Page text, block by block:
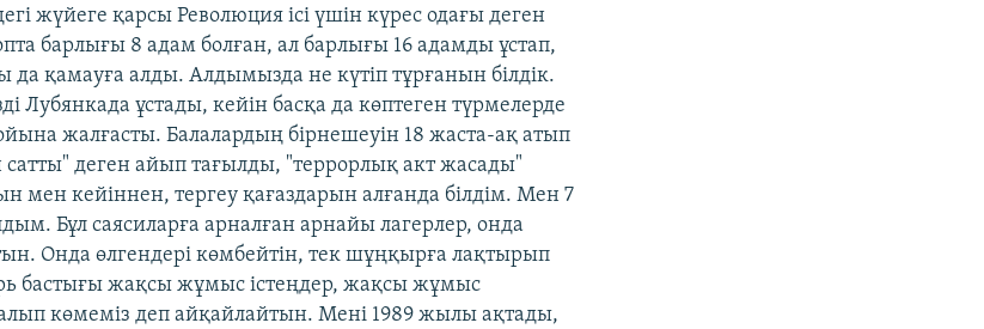
жүйеге қарсы Революция ісі үшін күрес одағы деген
барлығы 8 адам болған, ал барлығы 16 адамды ұстап,
да қамауға алды. Алдымызда не күтіп тұрғанын білдік.
Лубянкада ұстады, кейін басқа да көптеген түрмелерде
жалғасты. Балалардың бірнешеуін 18 жаста-ақ атып
сатты" деген айып тағылды, "террорлық акт жасады"
мен кейіннен, тергеу қағаздарын алғанда білдім. Мен 7
Бұл саясиларға арналған арнайы лагерлер, онда
Онда өлгендері көмбейтін, тек шұңқырға лақтырып
бастығы жақсы жұмыс істеңдер, жақсы жұмыс
көмеміз деп айқайлайтын. Мені 1989 жылы ақтады,